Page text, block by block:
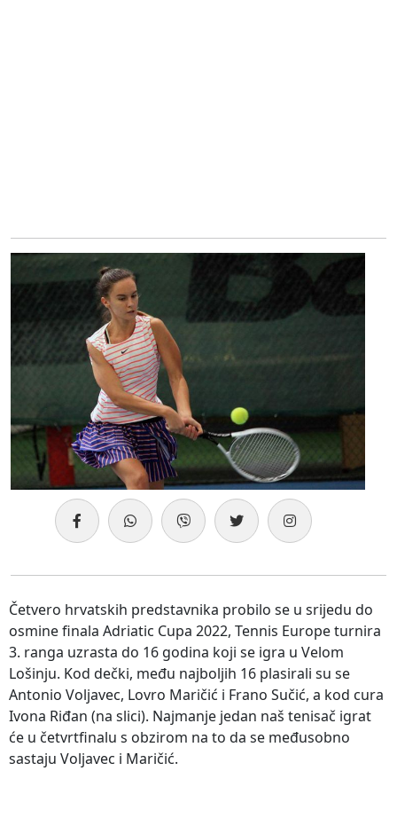
Četvero hrvatskih predstavnika probilo se u srijedu do
osmine finala Adriatic Cupa 2022, Tennis Europe turnira
3. ranga uzrasta do 16 godina koji se igra u Velom
Lošinju. Kod dečki, među najboljih 16 plasirali su se
Antonio Voljavec, Lovro Maričić i Frano Sučić, a kod cura
Ivona Riđan (na slici). Najmanje jedan naš tenisač igrat
će u četvrtfinalu s obzirom na to da se međusobno
sastaju Voljavec i Maričić.